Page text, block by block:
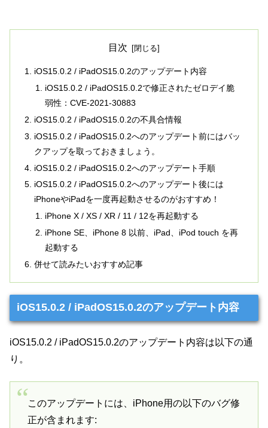
目次
iOS15.0.2 / iPadOS15.0.2のアップデート内容
iOS15.0.2 / iPadOS15.0.2で修正されたゼロデイ脆
弱性：CVE-2021-30883
iOS15.0.2 / iPadOS15.0.2の不具合情報
iOS15.0.2 / iPadOS15.0.2へのアップデート前にはバッ
クアップを取っておきましょう。
iOS15.0.2 / iPadOS15.0.2へのアップデート手順
iOS15.0.2 / iPadOS15.0.2へのアップデート後には
iPhoneやiPadを一度再起動させるのがおすすめ！
iPhone X / XS / XR / 11 / 12を再起動する
iPhone SE、iPhone 8 以前、iPad、iPod touch を再
起動する
併せて読みたいおすすめ記事
iOS15.0.2 / iPadOS15.0.2のアップデート内容
iOS15.0.2 / iPadOS15.0.2のアップデート内容は以下の通
り。
このアップデートには、iPhone用の以下のバグ修
正が含まれます: